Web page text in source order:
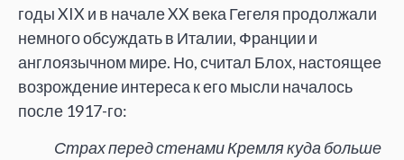
годы XIX и в начале XX века Гегеля продолжали
немного обсуждать в Италии, Франции и
англоязычном мире. Но, считал Блох, настоящее
возрождение интереса к его мысли началось
после 1917-го:
Страх перед стенами Кремля куда больше